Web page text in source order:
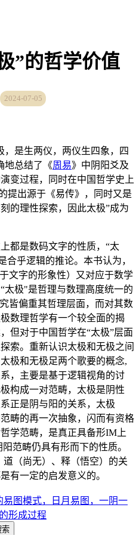
”的哲学价值
2024-07-05
，是生两仪，两仪生四象，四
地总结了《周易》中阴阳爻及
变过程，同时在中国哲学史上
提出源于《易传》，同时又是
的理性探索，因此太极”成为
都是数码文字的性质，“太
乎逻辑的推论。本书认为，
文字的形象性）又对应于数学
太极"是哲理与数理高度统一的
皆偏重其哲理层面，而对其数
数理哲学有一个较全面的揭
但对于中国哲学在“太极”层面
索。重新认识太极和无极之间
极和无极足两个歌要的概念,
，主要是基于逻辑视角的讨
构成一对范畴，太极是阴性
正是阴与阳的关系，太极
畴的再一次抽象，闪而有资格
学范畴，是真正具备形IM上
范畴仍具有形而下的性质。
（尚无）、释（悟空）的关
有一定的启发意义的。
易图模式，日月易图，一阴一
形成过程
索